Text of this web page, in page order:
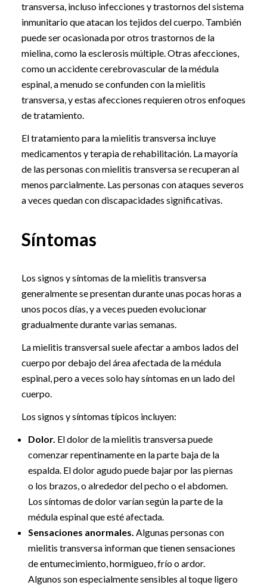
transversa, incluso infecciones y trastornos del sistema
inmunitario que atacan los tejidos del cuerpo. También
puede ser ocasionada por otros trastornos de la
mielina, como la esclerosis múltiple. Otras afecciones,
como un accidente cerebrovascular de la médula
espinal, a menudo se confunden con la mielitis
transversa, y estas afecciones requieren otros enfoques
de tratamiento.
El tratamiento para la mielitis transversa incluye
medicamentos y terapia de rehabilitación. La mayoría
de las personas con mielitis transversa se recuperan al
menos parcialmente. Las personas con ataques severos
a veces quedan con discapacidades significativas.
Síntomas
Los signos y síntomas de la mielitis transversa
generalmente se presentan durante unas pocas horas a
unos pocos días, y a veces pueden evolucionar
gradualmente durante varias semanas.
La mielitis transversal suele afectar a ambos lados del
cuerpo por debajo del área afectada de la médula
espinal, pero a veces solo hay síntomas en un lado del
cuerpo.
Los signos y síntomas típicos incluyen:
Dolor. El dolor de la mielitis transversa puede
comenzar repentinamente en la parte baja de la
espalda. El dolor agudo puede bajar por las piernas
o los brazos, o alrededor del pecho o el abdomen.
Los síntomas de dolor varían según la parte de la
médula espinal que esté afectada.
Sensaciones anormales. Algunas personas con
mielitis transversa informan que tienen sensaciones
de entumecimiento, hormigueo, frío o ardor.
Algunos son especialmente sensibles al toque ligero